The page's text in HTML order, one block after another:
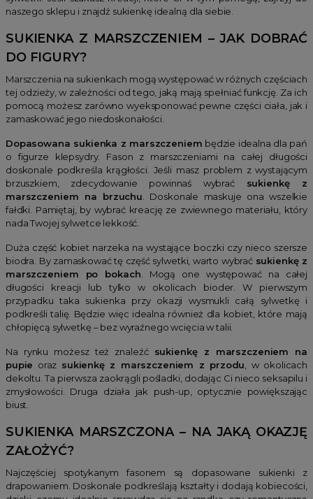
naszego sklepu i znajdź sukienkę idealną dla siebie.
SUKIENKA Z MARSZCZENIEM – JAK DOBRAĆ
DO FIGURY?
Marszczenia na sukienkach mogą występować w różnych częściach
tej odzieży, w zależności od tego, jaką mają spełniać funkcję. Za ich
pomocą możesz zarówno wyeksponować pewne części ciała, jak i
zamaskować jego niedoskonałości.
Dopasowana sukienka z marszczeniem będzie idealna dla pań
o figurze klepsydry. Fason z marszczeniami na całej długości
doskonale podkreśla krągłości. Jeśli masz problem z wystającym
brzuszkiem, zdecydowanie powinnaś wybrać sukienkę z
marszczeniem na brzuchu . Doskonale maskuje ona wszelkie
fałdki. Pamiętaj, by wybrać kreację ze zwiewnego materiału, który
nada Twojej sylwetce lekkość.
Duża część kobiet narzeka na wystające boczki czy nieco szersze
biodra. By zamaskować tę część sylwetki, warto wybrać sukienkę z
marszczeniem po bokach . Mogą one występować na całej
długości kreacji lub tylko w okolicach bioder. W pierwszym
przypadku taka sukienka przy okazji wysmukli całą sylwetkę i
podkreśli talię. Będzie więc idealna również dla kobiet, które mają
chłopięcą sylwetkę – bez wyraźnego wcięcia w talii.
Na rynku możesz też znaleźć sukienkę z marszczeniem na
pupie oraz sukienkę z marszczeniem z przodu , w okolicach
dekoltu. Ta pierwsza zaokrągli pośladki, dodając Ci nieco seksapilu i
zmysłowości. Druga działa jak push-up, optycznie powiększając
biust.
SUKIENKA MARSZCZONA – NA JAKĄ OKAZJĘ
ZAŁOŻYĆ?
Najczęściej spotykanym fasonem są dopasowane sukienki z
drapowaniem. Doskonale podkreślają kształty i dodają kobiecości,